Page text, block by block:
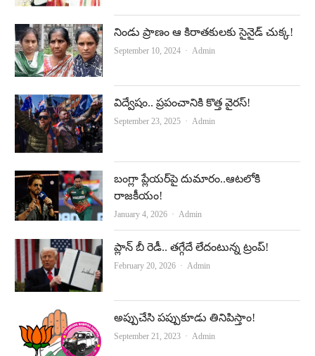
నిండు ప్రాణం ఆ కిరాతకులకు సైనైడ్‌ చుక్క!
September 10, 2024 Author
Admin
విద్వేషం.. ప్రపంచానికి కొత్త వైరస్‌!
September 23, 2025 Author
Admin
బంగ్లా ప్లేయర్‌పై దుమారం..ఆటలోకి
రాజకీయం!
January 4, 2026 Author
Admin
ప్లాన్‌ బీ రెడీ.. తగ్గేదే లేదంటున్న ట్రంప్‌!
February 20, 2026 Author
Admin
అప్పుచేసి పప్పుకూడు తినిపిస్తాం!
September 21, 2023 Author
Admin